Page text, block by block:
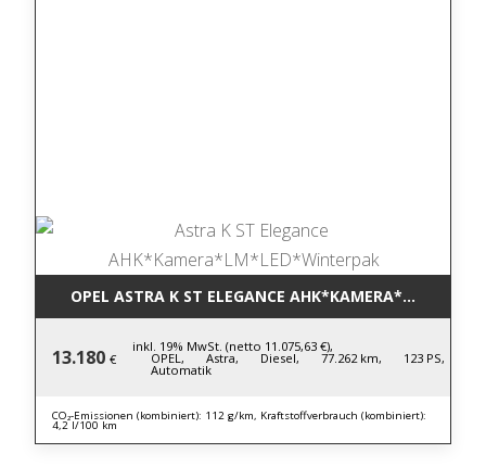
OPEL ASTRA K ST ELEGANCE
13.180 €
inkl. 19% MwSt. (netto 11.075,63 €),
OPEL, Astra, Diesel, 77.262 km, 123 PS,
Automatik
CO₂-Emissionen (kombiniert): 112 g/km, Kraftstoffverbrauch (kombiniert):
4,2 l/100 km